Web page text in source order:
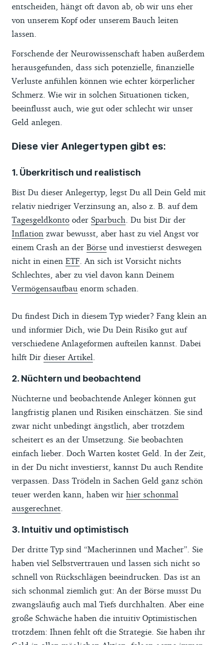
entscheiden, hängt oft davon ab, ob wir uns eher
von unserem Kopf oder unserem Bauch leiten
lassen.
Forschende der Neurowissenschaft haben außerdem
herausgefunden, dass sich potenzielle, finanzielle
Verluste anfühlen können wie echter körperlicher
Schmerz. Wie wir in solchen Situationen ticken,
beeinflusst auch, wie gut oder schlecht wir unser
Geld anlegen.
Diese vier Anlegertypen gibt es:
1. Überkritisch und realistisch
Bist Du dieser Anlegertyp, legst Du all Dein Geld mit
relativ niedriger Verzinsung an, also z. B. auf dem
Tagesgeldkonto oder Sparbuch . Du bist Dir der
Inflation zwar bewusst, aber hast zu viel Angst vor
einem Crash an der Börse und investierst deswegen
nicht in einen ETF . An sich ist Vorsicht nichts
Schlechtes, aber zu viel davon kann Deinem
Vermögensaufbau enorm schaden.
Du findest Dich in diesem Typ wieder? Fang klein an
und informier Dich, wie Du Dein Risiko gut auf
verschiedene Anlageformen aufteilen kannst. Dabei
hilft Dir dieser Artikel
2. Nüchtern und beobachtend
Nüchterne und beobachtende Anleger können gut
langfristig planen und Risiken einschätzen. Sie sind
zwar nicht unbedingt ängstlich, aber trotzdem
scheitert es an der Umsetzung. Sie beobachten
einfach lieber. Doch Warten kostet Geld. In der Zeit,
in der Du nicht investierst, kannst Du auch Rendite
verpassen. Dass Trödeln in Sachen Geld ganz schön
teuer werden kann, haben wir hier schonmal
ausgerechnet
3. Intuitiv und optimistisch
Der dritte Typ sind “Macherinnen und Macher”. Sie
haben viel Selbstvertrauen und lassen sich nicht so
schnell von Rückschlägen beeindrucken. Das ist an
sich schonmal ziemlich gut: An der Börse musst Du
zwangsläufig auch mal Tiefs durchhalten. Aber eine
große Schwäche haben die intuitiv Optimistischen
trotzdem: Ihnen fehlt oft die Strategie. Sie haben ihr